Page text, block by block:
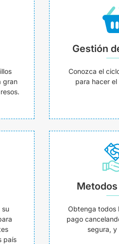
gran
Gestión
Conozca el
para hacer
su
país
Obtenga todos
pago
segura,